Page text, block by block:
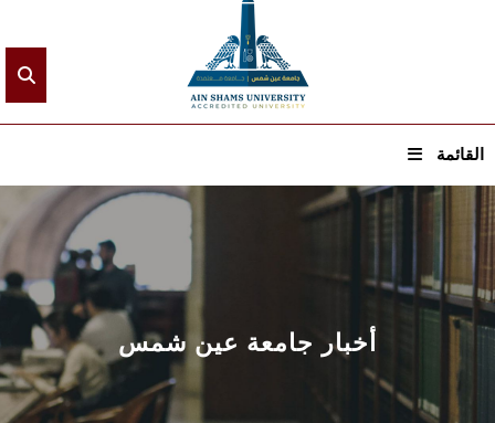
القائمة
الرئيسيـة
عن الجامعة
القطاعـات
الشئون الأكاديمية
أخبار جامعة عين شمس